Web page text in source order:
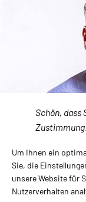
Lübeck Schmuck
Ohrstecker
Ringe
Stickpins
Schön, dass
Um Ihnen ein
Sie, die
unsere Website für
Nutzerverhalten